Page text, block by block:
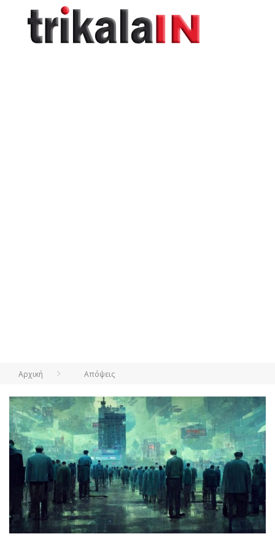
Αρχική Απόψεις